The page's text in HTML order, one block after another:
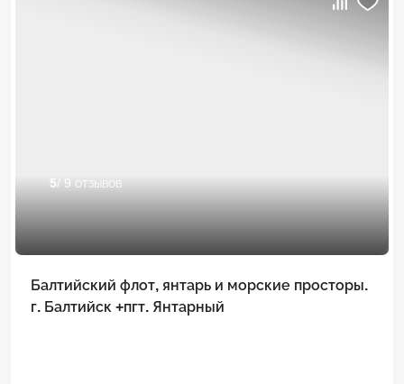
5/ 9 отзывов
Балтийский флот, янтарь и морские просторы.
г. Балтийск +пгт. Янтарный